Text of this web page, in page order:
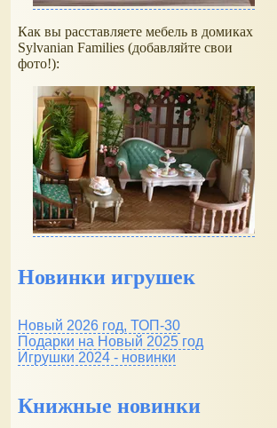
Как вы расставляете мебель в домиках
Sylvanian Families (добавляйте свои
фото!):
Новинки игрушек
Новый 2026 год, ТОП-30
Подарки на Новый 2025 год
Игрушки 2024 - новинки
Книжные новинки